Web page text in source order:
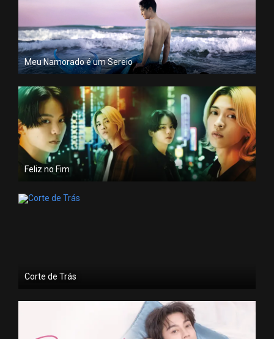
Meu Namorado é um Sereio
Feliz no Fim
Corte de Trás